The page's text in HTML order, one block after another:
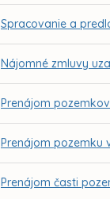
Spracovanie a
Nájomné zmluvy
Prenájom
Prenájom pozemku
Prenájom časti